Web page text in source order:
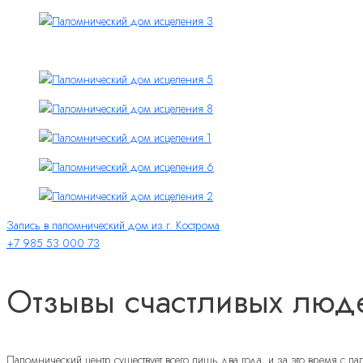
Запись в паломнический дом из г. Кострома
+7 985 53 000 73
Отзывы счастливых